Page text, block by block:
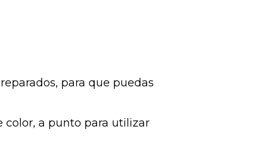
para que puedas
color, a punto para utilizar